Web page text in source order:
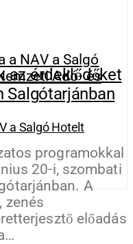
a Salgó Hotelt
az érdeklődőket
Salgótarjánban
programokkal
20-i, szombati
A
zenés
előadás